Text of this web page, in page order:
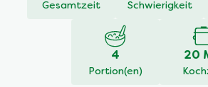
Gesamtzeit Schwierigkeit
4
Portion(en)
20